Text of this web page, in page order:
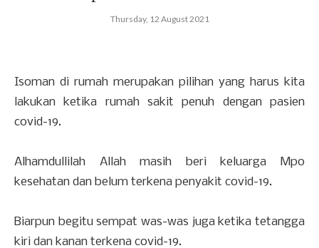
Thursday, 12 August 2021
Isoman di rumah merupakan pilihan yang harus kita
lakukan ketika rumah sakit penuh dengan pasien
covid-19.
Alhamdullilah Allah masih beri keluarga Mpo
kesehatan dan belum terkena penyakit covid-19.
Biarpun begitu sempat was-was juga ketika tetangga
kiri dan kanan terkena covid-19.